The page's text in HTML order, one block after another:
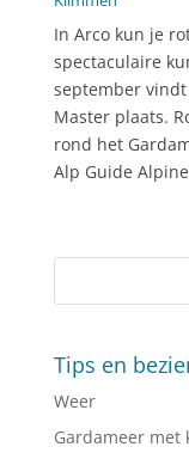
In Arco kun je
spectaculaire
september
Master plaats.
rond het
Alp Guide
Tips en
Weer
Gardameer met